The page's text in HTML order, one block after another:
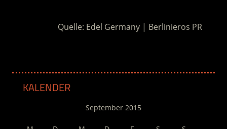
Quelle: Edel Germany | Berlinieros PR
KALENDER
September 2015